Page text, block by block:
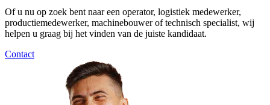
Of u nu op zoek bent naar een operator, logistiek medewerker,
productiemedewerker, machinebouwer of technisch specialist, wij
helpen u graag bij het vinden van de juiste kandidaat.
Contact